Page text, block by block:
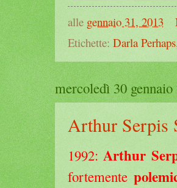
alle gennaio 31, 2013
Etichette: Darla Perhaps
mercoledì 30 gennaio
Arthur Serpis
1992:Arthur
fortemente